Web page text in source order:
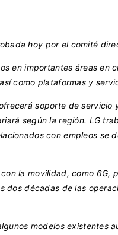
hoy por el comité
en importantes áreas en
como plataformas y
soporte de servicio
según la región. LG
con empleos se
la movilidad, como 6G,
dos décadas de las
modelos existentes